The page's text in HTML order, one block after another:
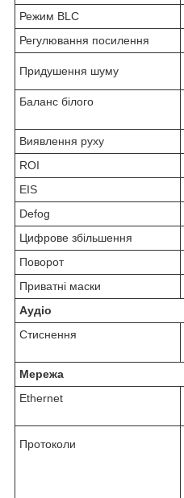
Режим BLC
Регулювання посилення
Придушення шуму
Баланс білого
Виявлення руху
ROI
EIS
Defog
Цифрове збільшення
Поворот
Приватні маски
Аудіо
Стиснення
Мережа
Ethernet
Протоколи